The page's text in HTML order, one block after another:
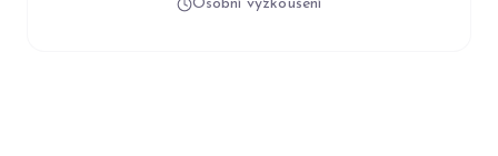
Osobní vyzkoušení